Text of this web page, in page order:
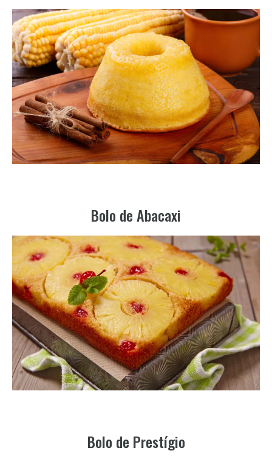
Bolo de Abacaxi
Bolo de Prestígio